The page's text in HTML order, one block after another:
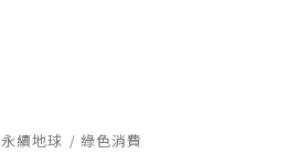
永續地球 綠色消費